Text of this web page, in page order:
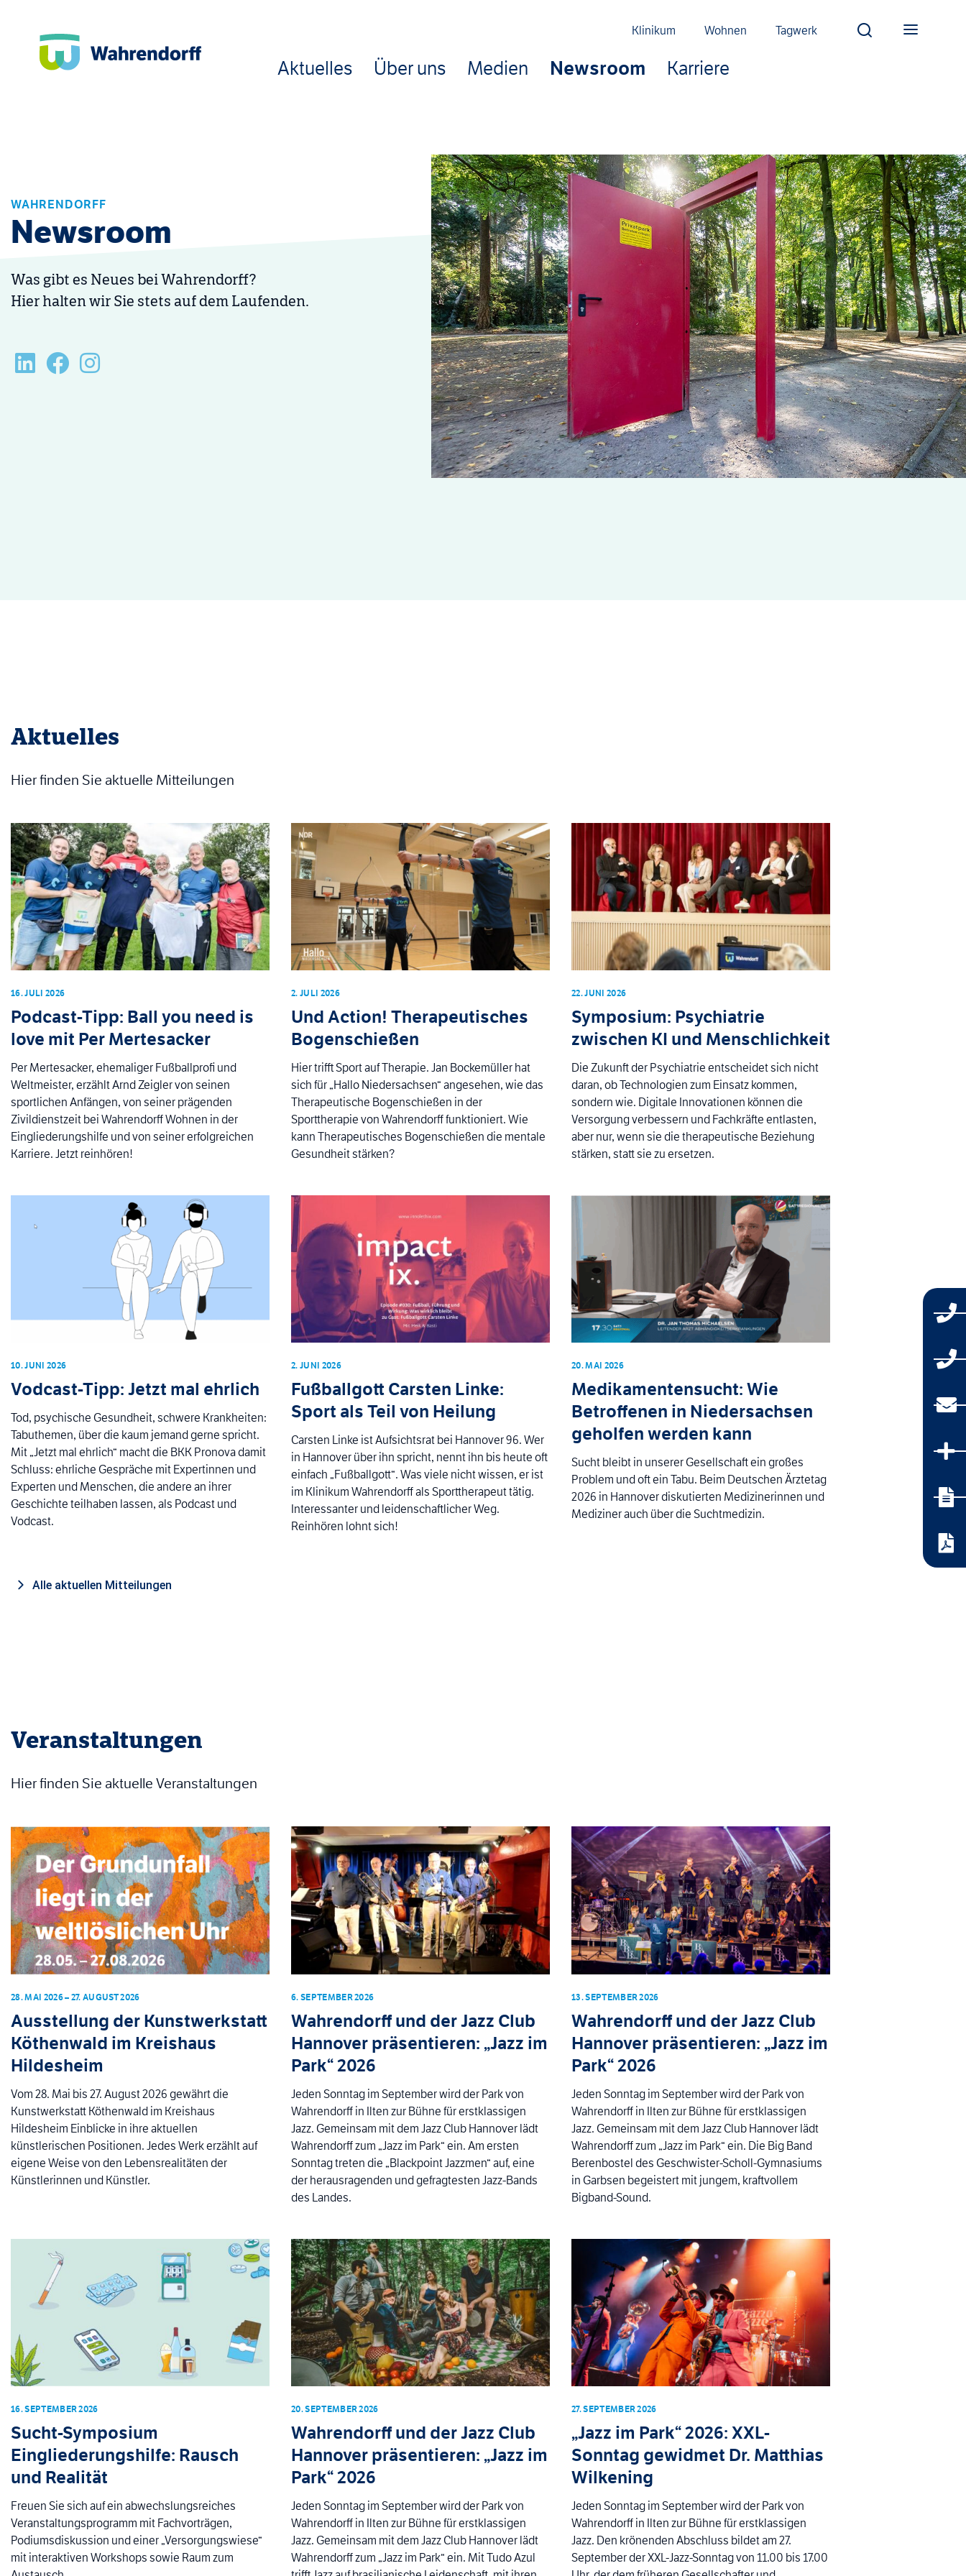
Klinikum Wohnen Tagwerk
Aktuelles Über uns Medien Newsroom Karriere
WAHRENDORFF
Newsroom
Was gibt es Neues bei Wahrendorff?
Hier halten wir Sie stets auf dem Laufenden.
Aktuelles
Hier finden Sie aktuelle Mitteilungen
Podcast-Tipp: Ball you need is
love mit Per Mertesacker
16. JULI 2026
Per Mertesacker, ehemaliger Fußballprofi und
Weltmeister, erzählt Arnd Zeigler von seinen
sportlichen Anfängen, von seiner prägenden
Zivildienstzeit bei Wahrendorff Wohnen in der
Eingliederungshilfe und von seiner erfolgreichen
Karriere. Jetzt reinhören!
Und Action! Therapeutisches
Bogenschießen
2. JULI 2026
Hier trifft Sport auf Therapie. Jan Bockemüller hat
sich für „Hallo Niedersachsen“ angesehen, wie das
Therapeutische Bogenschießen in der
Sporttherapie von Wahrendorff funktioniert. Wie
kann Therapeutisches Bogenschießen die mentale
Gesundheit stärken?
Symposium: Psychiatrie
zwischen KI und Menschlichkeit
22. JUNI 2026
Die Zukunft der Psychiatrie entscheidet sich nicht
daran, ob Technologien zum Einsatz kommen,
sondern wie. Digitale Innovationen können die
Versorgung verbessern und Fachkräfte entlasten,
aber nur, wenn sie die therapeutische Beziehung
stärken, statt sie zu ersetzen.
Vodcast-Tipp: Jetzt mal ehrlich
10. JUNI 2026
Tod, psychische Gesundheit, schwere Krankheiten:
Tabuthemen, über die kaum jemand gerne spricht.
Mit „Jetzt mal ehrlich“ macht die BKK Pronova damit
Schluss: ehrliche Gespräche mit Expertinnen und
Experten und Menschen, die andere an ihrer
Geschichte teilhaben lassen, als Podcast und
Vodcast.
Fußballgott Carsten Linke:
Sport als Teil von Heilung
2. JUNI 2026
Carsten Linke ist Aufsichtsrat bei Hannover 96. Wer
in Hannover über ihn spricht, nennt ihn bis heute oft
einfach „Fußballgott“. Was viele nicht wissen, er ist
im Klinikum Wahrendorff als Sporttherapeut tätig.
Interessanter und leidenschaftlicher Weg.
Reinhören lohnt sich!
Medikamentensucht: Wie
Betroffenen in Niedersachsen
geholfen werden kann
20. MAI 2026
Sucht bleibt in unserer Gesellschaft ein großes
Problem und oft ein Tabu. Beim Deutschen Ärztetag
2026 in Hannover diskutierten Medizinerinnen und
Mediziner auch über die Suchtmedizin.
Alle aktuellen Mitteilungen
Veranstaltungen
Hier finden Sie aktuelle Veranstaltungen
Ausstellung der Kunstwerkstatt
Köthenwald im Kreishaus
Hildesheim
28. MAI 2026 – 27. AUGUST 2026
Vom 28. Mai bis 27. August 2026 gewährt die
Kunstwerkstatt Köthenwald im Kreishaus
Hildesheim Einblicke in ihre aktuellen
künstlerischen Positionen. Jedes Werk erzählt auf
eigene Weise von den Lebensrealitäten der
Künstlerinnen und Künstler.
Wahrendorff und der Jazz Club
Hannover präsentieren: „Jazz im
Park“ 2026
6. SEPTEMBER 2026
Jeden Sonntag im September wird der Park von
Wahrendorff in Ilten zur Bühne für erstklassigen
Jazz. Gemeinsam mit dem Jazz Club Hannover lädt
Wahrendorff zum „Jazz im Park“ ein. Am ersten
Sonntag treten die „Blackpoint Jazzmen“ auf, eine
der herausragenden und gefragtesten Jazz-Bands
des Landes.
Wahrendorff und der Jazz Club
Hannover präsentieren: „Jazz im
Park“ 2026
13. SEPTEMBER 2026
Jeden Sonntag im September wird der Park von
Wahrendorff in Ilten zur Bühne für erstklassigen
Jazz. Gemeinsam mit dem Jazz Club Hannover lädt
Wahrendorff zum „Jazz im Park“ ein. Die Big Band
Berenbostel des Geschwister-Scholl-Gymnasiums
in Garbsen begeistert mit jungem, kraftvollem
Bigband-Sound.
Sucht-Symposium
Eingliederungshilfe: Rausch
und Realität
16. SEPTEMBER 2026
Freuen Sie sich auf ein abwechslungsreiches
Veranstaltungsprogramm mit Fachvorträgen,
Podiumsdiskussion und einer „Versorgungswiese“
mit interaktiven Workshops sowie Raum zum
Wahrendorff und der Jazz Club
Hannover präsentieren: „Jazz im
Park“ 2026
20. SEPTEMBER 2026
Jeden Sonntag im September wird der Park von
Wahrendorff in Ilten zur Bühne für erstklassigen
Jazz. Gemeinsam mit dem Jazz Club Hannover lädt
Wahrendorff zum „Jazz im Park“ ein. Mit Tudo Azul
„Jazz im Park“ 2026: XXL-
Sonntag gewidmet Dr. Matthias
Wilkening
27. SEPTEMBER 2026
Jeden Sonntag im September wird der Park von
Wahrendorff in Ilten zur Bühne für erstklassigen
Jazz. Den krönenden Abschluss bildet am 27.
September der XXL-Jazz-Sonntag von 11.00 bis 17.00